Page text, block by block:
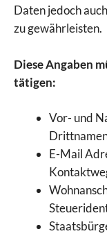
Daten jedoch
zu gewährleisten.
Diese Angaben
tätigen:
Vor- und
E-Mail